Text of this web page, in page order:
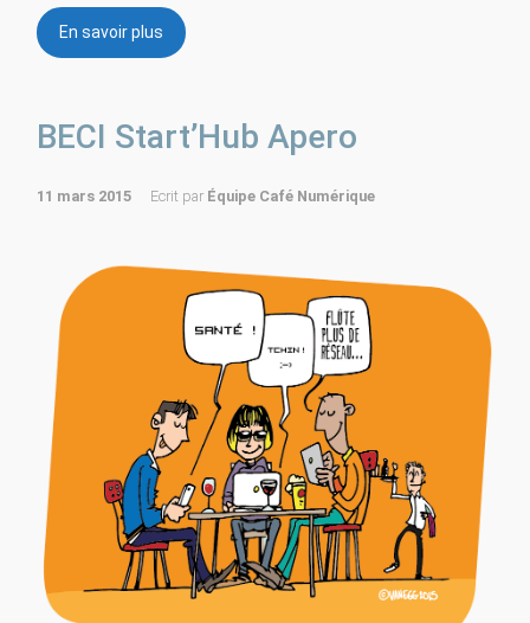
En savoir plus
BECI Start’Hub Apero
11 mars 2015 Ecrit par Équipe Café Numérique